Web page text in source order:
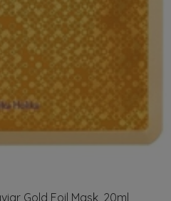
Gold Foil Mask, 20ml